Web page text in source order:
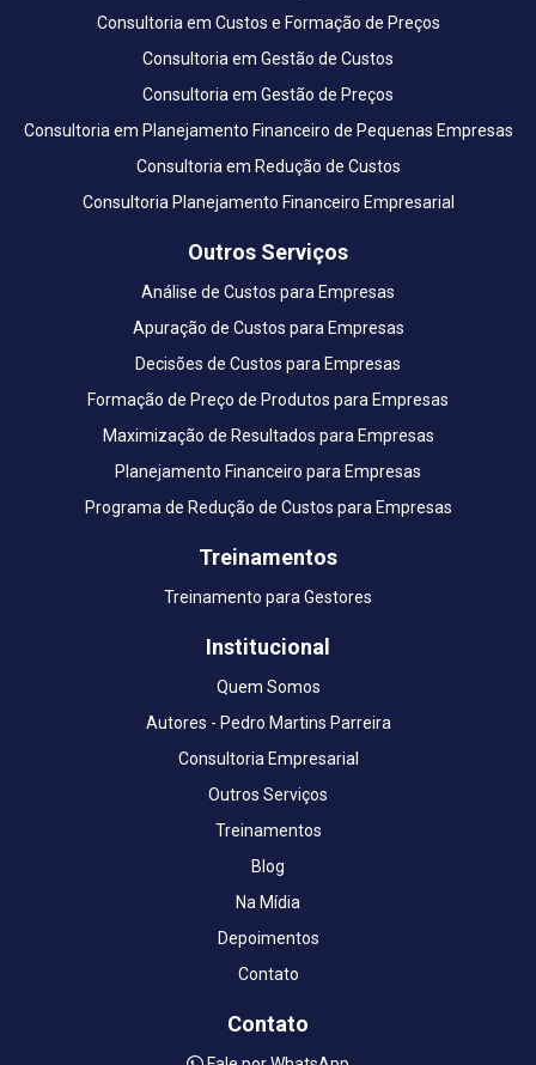
Consultoria em Custos e Formação de Preços
Consultoria em Gestão de Custos
Consultoria em Gestão de Preços
Consultoria em Planejamento Financeiro de Pequenas Empresas
Consultoria em Redução de Custos
Consultoria Planejamento Financeiro Empresarial
Outros Serviços
Análise de Custos para Empresas
Apuração de Custos para Empresas
Decisões de Custos para Empresas
Formação de Preço de Produtos para Empresas
Maximização de Resultados para Empresas
Planejamento Financeiro para Empresas
Programa de Redução de Custos para Empresas
Treinamentos
Treinamento para Gestores
Institucional
Quem Somos
Autores - Pedro Martins Parreira
Consultoria Empresarial
Outros Serviços
Treinamentos
Blog
Na Mídia
Depoimentos
Contato
Contato